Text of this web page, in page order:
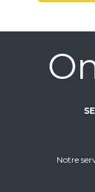
Notre